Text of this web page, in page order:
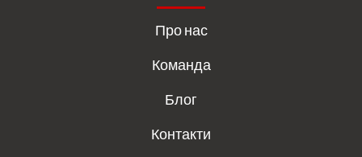
Про нас
Команда
Блог
Контакти